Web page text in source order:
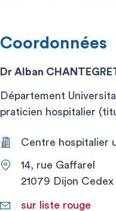
Coordonnées
Dr Alban
Département
praticien hospitalier
Centre hospitalier
14, rue Gaffarel
21079 Dijon Cedex
sur liste rouge